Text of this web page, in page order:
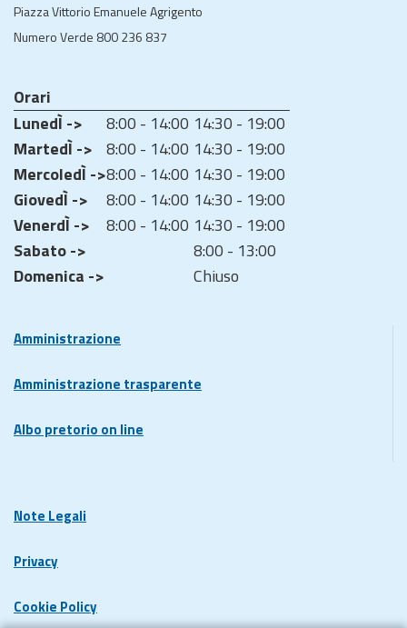
Piazza Vittorio Emanuele Agrigento
Numero Verde 800 236 837
Orari
LunedÌ ->
8:00 - 14:00 14:30 - 19:00
MartedÌ -> 8:00 - 14:00 14:30 - 19:00
MercoledÌ ->8:00 - 14:00 14:30 - 19:00
GiovedÌ ->
8:00 - 14:00 14:30 - 19:00
VenerdÌ ->
8:00 - 14:00 14:30 - 19:00
Sabato ->
8:00 - 13:00
Domenica ->
Chiuso
Amministrazione
Amministrazione trasparente
Albo pretorio on line
Note Legali
Privacy
Cookie Policy